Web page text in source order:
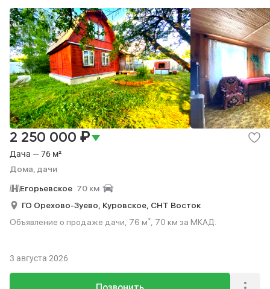
Дача — 76 м²
Дома, дачи
2 250 000 ₽
Егорьевское 70 км
ГО Орехово-Зуево, Куровское, СНТ Восток
Объявление о продаже дачи, 76 м², 70 км за МКАД.
3 августа 2026